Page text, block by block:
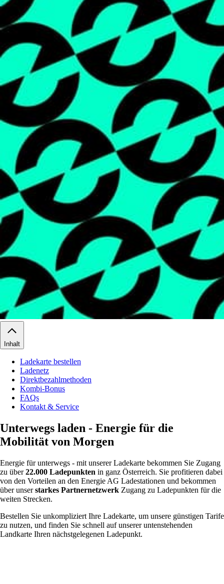
Inhalt
Ladekarte bestellen
Ladenetz
Direktbezahlmethoden
Kombi-Bonus
FAQs
Kontakt & Service
Unterwegs laden - Energie für die
Mobilität von Morgen
Energie für unterwegs - mit unserer Ladekarte bekommen Sie Zugang
zu über22.000 Ladepunkten in ganz Österreich. Sie profitieren dabei
von den Vorteilen an den Energie AG Ladestationen und bekommen
über unserstarkes Partnernetzwerk Zugang zu Ladepunkten für die
weiten Strecken.
Bestellen Sie unkompliziert Ihre Ladekarte, um unsere günstigen Tarife
zu nutzen, und finden Sie schnell auf unserer untenstehenden
Landkarte Ihren nächstgelegenen Ladepunkt.